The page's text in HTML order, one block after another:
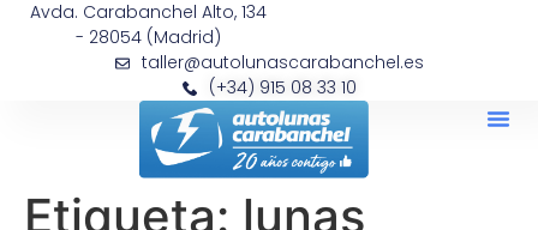
Avda. Carabanchel Alto, 134
- 28054 (Madrid)
taller@autolunascarabanchel.es
(+34) 915 08 33 10
Etiqueta: lunas